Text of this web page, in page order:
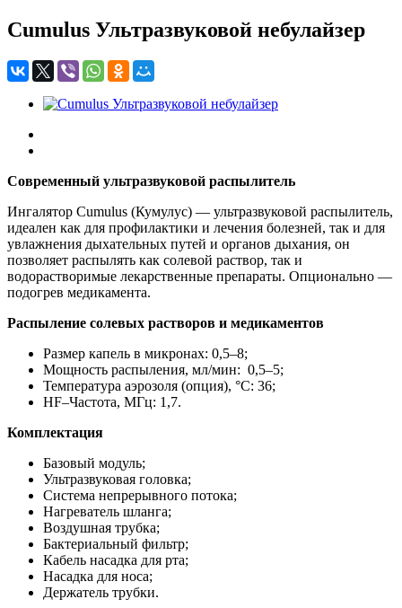
Cumulus Ультразвуковой небулайзер
Современный ультразвуковой распылитель
Ингалятор Cumulus (Кумулус) — ультразвуковой распылитель,
идеален как для профилактики и лечения болезней, так и для
увлажнения дыхательных путей и органов дыхания, он
позволяет распылять как солевой раствор, так и
водорастворимые лекарственные препараты. Опционально —
подогрев медикамента.
Распыление солевых растворов и медикаментов
Размер капель в микронах: 0,5–8;
Мощность распыления, мл/мин: 0,5–5;
Температура аэрозоля (опция), °C: 36;
HF–Частота, МГц: 1,7.
Комплектация
Базовый модуль;
Ультразвуковая головка;
Система непрерывного потока;
Нагреватель шланга;
Воздушная трубка;
Бактериальный фильтр;
Кабель насадка для рта;
Насадка для носа;
Держатель трубки.